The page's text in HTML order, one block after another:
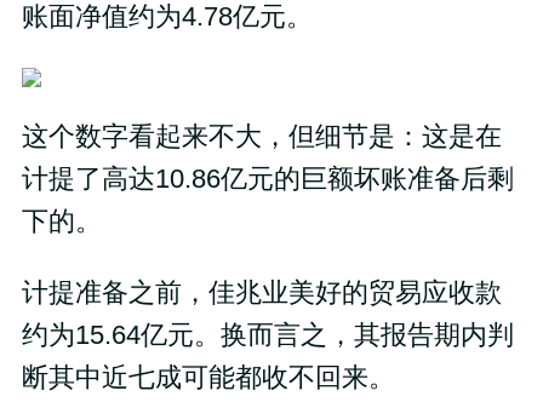
账面净值约为4.78亿元。
这个数字看起来不大，但细节是：这是在
计提了高达10.86亿元的巨额坏账准备后剩
下的。
计提准备之前，佳兆业美好的贸易应收款
约为15.64亿元。换而言之，其报告期内判
断其中近七成可能都收不回来。